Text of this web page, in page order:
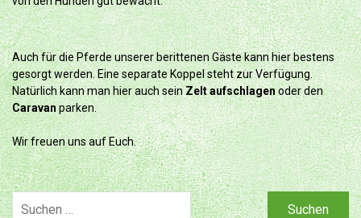
Auch für die Pferde unserer berittenen Gäste kann hier bestens
gesorgt werden. Eine separate Koppel steht zur Verfügung.
Natürlich kann man hier auch seinZelt aufschlagenoder den
Caravanparken.
Wir freuen uns auf Euch.
Suchen
nach: